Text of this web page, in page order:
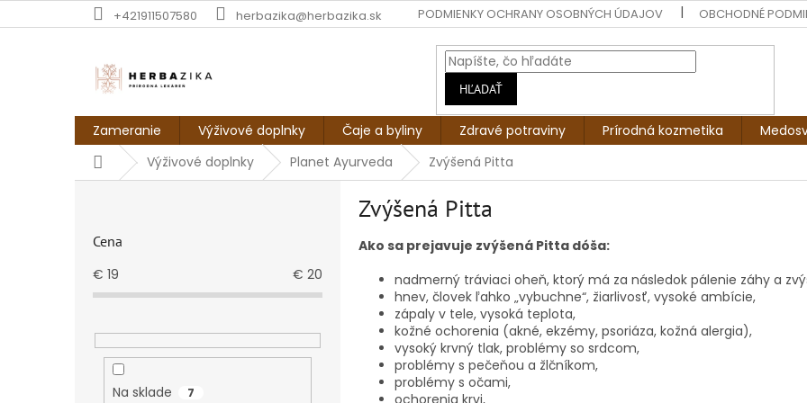
na
+421911507580 herbazika@herbazika.sk PODMIENKY OCHRANY OSOBNÝCH ÚDAJOV OBCHODNÉ
HĽADAŤ
Zameranie Výživové doplnky Čaje a byliny Zdravé potraviny Prírodná kozmetika
DomovVýživové doplnky Planet Ayurveda Zvýšená Pitta
Cena
€ 19 € 20
Na sklade 7
Zvýšená Pitta
Ako sa prejavuje zvýšená Pitta dóša:
nadmerný tráviaci oheň, ktorý má za následok pálenie záhy a
hnev, človek ľahko „vybuchne“, žiarlivosť, vysoké ambície,
zápaly v tele, vysoká teplota,
kožné ochorenia (akné, ekzémy, psoriáza, kožná alergia),
vysoký krvný tlak, problémy so srdcom,
problémy s pečeňou a žlčníkom,
problémy s očami,
ochorenia krvi,